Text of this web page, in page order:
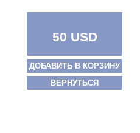
50 USD
ДОБАВИТЬ В КОРЗИНУ
ВЕРНУТЬСЯ